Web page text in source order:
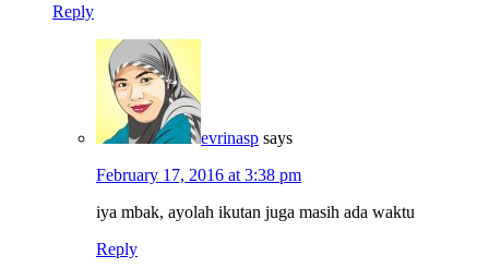
Reply
evrinasp says
February 17, 2016 at 3:38 pm
iya mbak, ayolah ikutan juga masih ada waktu
Reply